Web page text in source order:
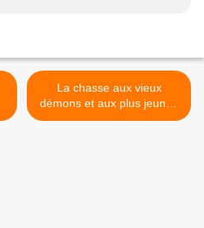
La chasse aux vieux
démons et aux plus jeunes
Tableau collage 30x40 cms